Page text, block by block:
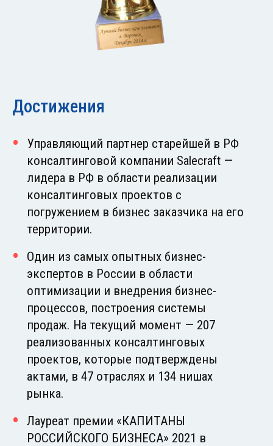
Достижения
Управляющий партнер старейшей в РФ
консалтинговой компании Salecraft —
лидера в РФ в области реализации
консалтинговых проектов с
погружением в бизнес заказчика на его
территории.
Один из самых опытных бизнес-
экспертов в России в области
оптимизации и внедрения бизнес-
процессов, построения системы
продаж. На текущий момент — 207
реализованных консалтинговых
проектов, которые подтверждены
актами, в 47 отраслях и 134 нишах
рынка.
Лауреат премии «КАПИТАНЫ
РОССИЙСКОГО БИЗНЕСА» 2021 в